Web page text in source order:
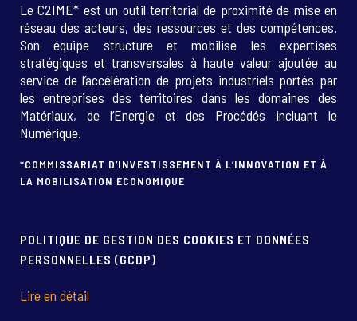
Le C2IME* est un outil territorial de proximité de mise en
réseau des acteurs, des ressources et des compétences.
Son équipe structure et mobilise les expertises
stratégiques et transversales à haute valeur ajoutée au
service de l’accélération de projets industriels portés par
les entreprises des territoires dans les domaines des
Matériaux, de l’Energie et des Procédés incluant le
Numérique.
*COMMISSARIAT D’INVESTISSEMENT À L’INNOVATION ET À
LA MOBILISATION ÉCONOMIQUE
POLITIQUE DE GESTION DES COOKIES ET DONNÉES
PERSONNELLES (GCDP)
Lire en détail